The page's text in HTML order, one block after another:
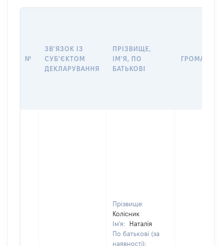
№
ЗВ'ЯЗОК ІЗ
СУБ'ЄКТОМ
ДЕКЛАРУВАННЯ
ПРІЗВИЩЕ,
ІМ'Я, ПО
БАТЬКОВІ
Прізвище:
Колісник
Ім'я:
Наталія
По батькові (за
наявності):